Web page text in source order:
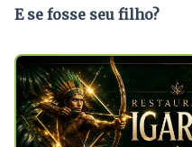
E se fosse seu filho?